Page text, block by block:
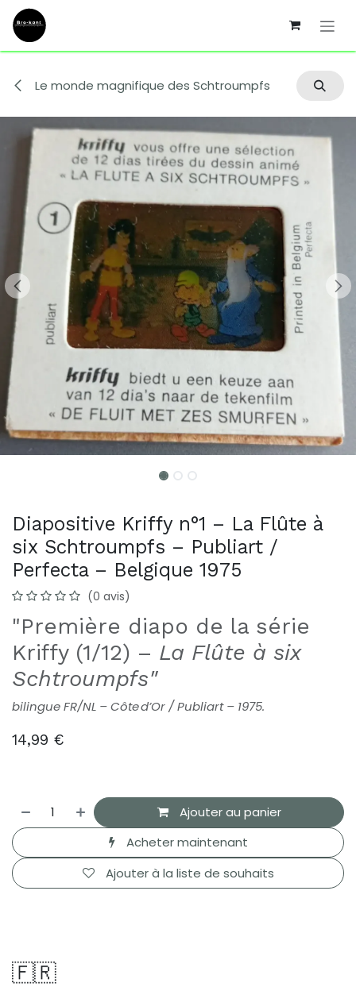
Se rendre au contenu
Le monde magnifique des Schtroumpfs
Diapositive Kriffy n°1 – La Flûte à
six Schtroumpfs – Publiart /
Perfecta – Belgique 1975
(0 avis)
"Première diapo de la série
Kriffy (1/12) – La Flûte à six
Schtroumpfs"
bilingue FR/NL – Côte d’Or / Publiart – 1975.
14,99 €
Ajouter au panier
Acheter maintenant
Ajouter à la liste de souhaits
🇫🇷